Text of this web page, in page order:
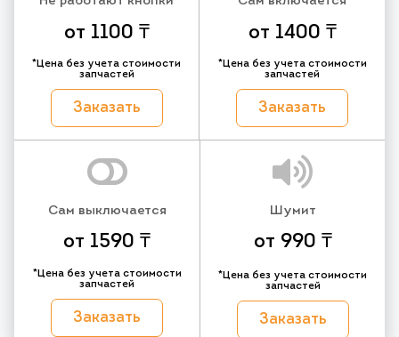
от 1100 ₸
*Цена без учета стоимости
запчастей
Заказать
от 1400 ₸
*Цена без учета стоимости
запчастей
Заказать
Сам выключается
от 1590 ₸
*Цена без учета стоимости
запчастей
Заказать
Шумит
от 990 ₸
*Цена без учета стоимости
запчастей
Заказать